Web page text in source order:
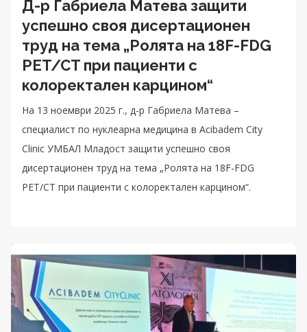
Д-р Габриела Матева защити
успешно своя дисертационен
труд на тема „Ролята на 18F-FDG
PET/CT при пациенти с
колоректален карцином“
На 13 ноември 2025 г., д-р Габриела Матева –
специалист по нуклеарна медицина в Acibadem City
Clinic УМБАЛ Младост защити успешно своя
дисертационен труд на тема „Ролята на 18F-FDG
PET/CT при пациенти с колоректален карцином“.